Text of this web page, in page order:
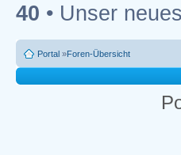
40 • Unser
Portal »Foren-Übersicht